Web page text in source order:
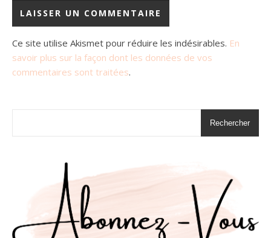
Ce site utilise Akismet pour réduire les indésirables. En
savoir plus sur la façon dont les données de vos
commentaires sont traitées.
Rechercher